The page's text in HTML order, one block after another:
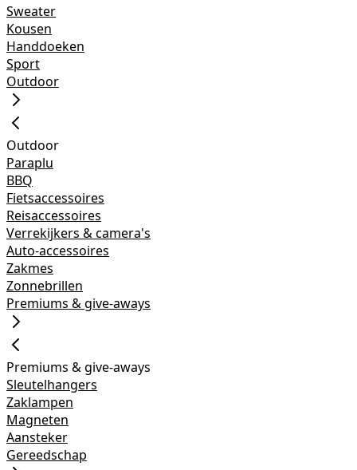
Sweater
Kousen
Handdoeken
Sport
Outdoor
Outdoor
Paraplu
BBQ
Fietsaccessoires
Reisaccessoires
Verrekijkers & camera's
Auto-accessoires
Zakmes
Zonnebrillen
Premiums & give-aways
Premiums & give-aways
Sleutelhangers
Zaklampen
Magneten
Aansteker
Gereedschap